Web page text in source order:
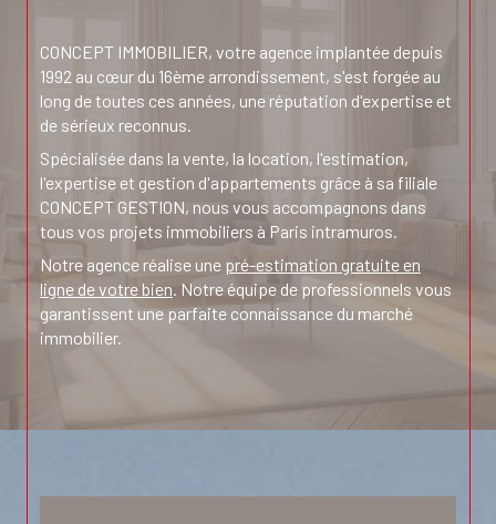
CONCEPT IMMOBILIER, votre agence implantée depuis
1992 au cœur du 16ème arrondissement, s'est forgée au
long de toutes ces années, une réputation d'expertise et
de sérieux reconnus.
Spécialisée dans la vente, la location, l'estimation,
l'expertise et gestion d'appartements grâce à sa filiale
CONCEPT GESTION, nous vous accompagnons dans
tous vos projets immobiliers à Paris intramuros.
Notre agence réalise une pré-estimation gratuite en
ligne de votre bien. Notre équipe de professionnels vous
garantissent une parfaite connaissance du marché
immobilier.
ressources et nos compétences pour vous assurer la
mise en valeur de votre bien immobilier afin de vous
vous accompagne tout au long du processus de vente.